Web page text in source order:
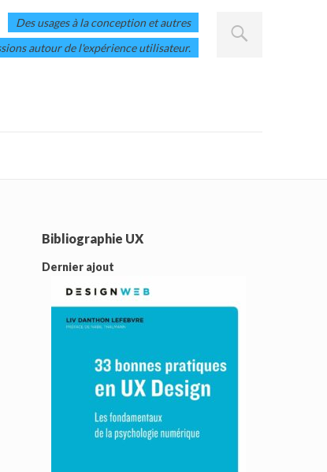
Des usages à la conception et autres
autour de l'expérience utilisateur.
Bibliographie UX
Dernier ajout